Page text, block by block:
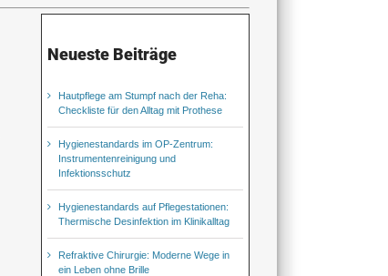
Neueste Beiträge
Hautpflege am Stumpf nach der Reha:
Checkliste für den Alltag mit Prothese
Hygienestandards im OP-Zentrum:
Instrumentenreinigung und
Infektionsschutz
Hygienestandards auf Pflegestationen:
Thermische Desinfektion im Klinikalltag
Refraktive Chirurgie: Moderne Wege in
ein Leben ohne Brille